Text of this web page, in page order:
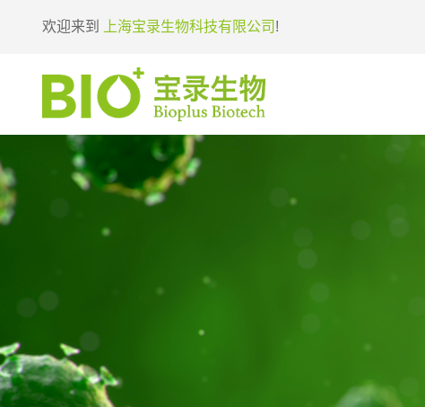
欢迎来到 上海宝录生物科技有限公司 !